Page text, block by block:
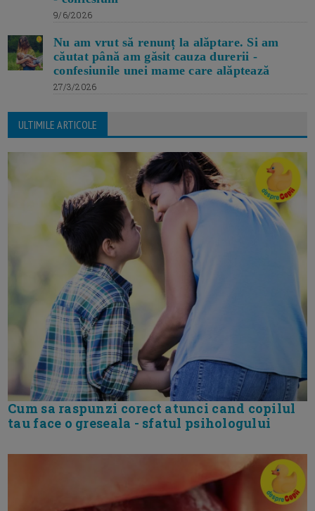
9/6/2026
Nu am vrut să renunț la alăptare. Si am
căutat până am găsit cauza durerii -
confesiunile unei mame care alăptează
27/3/2026
ULTIMILE ARTICOLE
Cum sa raspunzi corect atunci cand copilul
tau face o greseala - sfatul psihologului